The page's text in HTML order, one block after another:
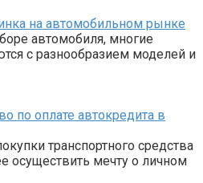
на автомобильном рынке
автомобиля, многие
с разнообразием моделей и
по оплате автокредита в
транспортного средства
мечту о личном